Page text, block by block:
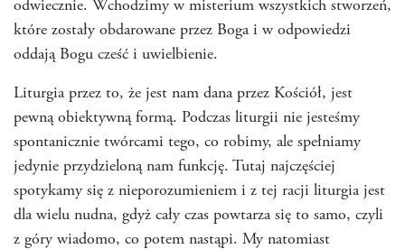
odwiecznie. Wchodzimy w misterium wszystkich stworzeń,
które zostały obdarowane przez Boga i w odpowiedzi
oddają Bogu cześć i uwielbienie.
Liturgia przez to, że jest nam dana przez Kościół, jest
pewną obiektywną formą. Podczas liturgii nie jesteśmy
spontanicznie twórcami tego, co robimy, ale spełniamy
jedynie przydzieloną nam funkcję. Tutaj najczęściej
spotykamy się z nieporozumieniem i z tej racji liturgia jest
dla wielu nudna, gdyż cały czas powtarza się to samo, czyli
z góry wiadomo, co potem nastąpi. My natomiast